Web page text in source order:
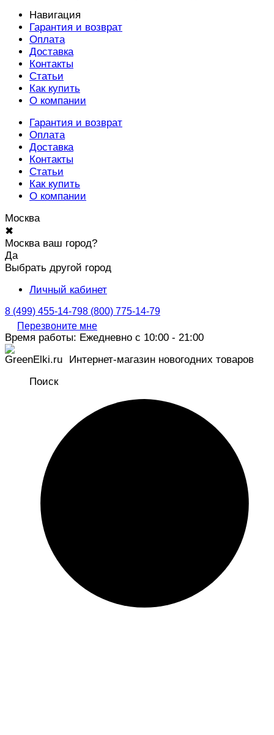
Навигация
Гарантия и возврат
Оплата
Доставка
Контакты
Статьи
Как купить
О компании
Гарантия и возврат
Оплата
Доставка
Контакты
Статьи
Как купить
О компании
Москва
✖
Москва ваш город?
Да
Выбрать другой город
Личный кабинет
8 (499) 455-14-798 (800) 775-14-79
Перезвоните мне
Время работы: Ежедневно с 10:00 - 21:00
Интернет-магазин новогодних товаров
Поиск